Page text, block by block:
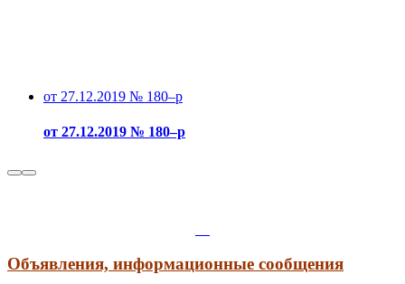
от 27.12.2019 № 180–р
от 27.12.2019 № 180–р
Объявления, информационные сообщения